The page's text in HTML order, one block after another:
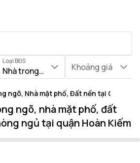
Loại BĐS
Nhà trong ngõ, Nhà mặt phố, Đất nền
Khoảng giá
ngõ, Nhà mặt phố, Đất nền tại Quận
ngõ, nhà mặt phố, đất
ngủ tại quận Hoàn Kiếm